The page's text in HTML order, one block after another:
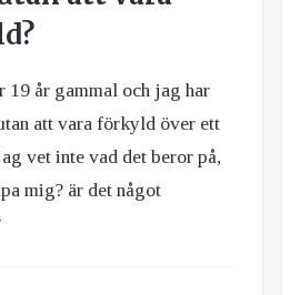
19 år gammal och jag har
att vara förkyld över ett
vet inte vad det beror på,
mig? är det något